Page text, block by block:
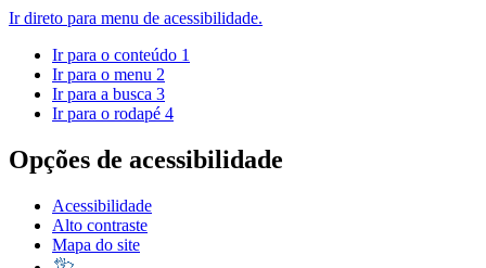
Ir direto para menu de acessibilidade.
Ir para o conteúdo 1
Ir para o menu 2
Ir para a busca 3
Ir para o rodapé 4
Opções de acessibilidade
Acessibilidade
Alto contraste
Mapa do site